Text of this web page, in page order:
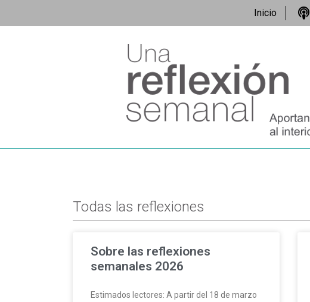
Inicio
Todas las reflexiones
Sobre las reflexiones
semanales 2026
Estimados lectores: A partir del 18 de marzo